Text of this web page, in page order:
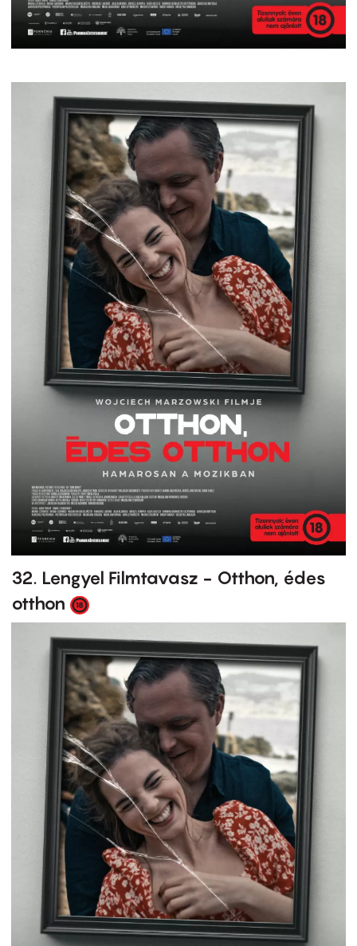
32. Lengyel Filmtavasz - Otthon, édes
otthon